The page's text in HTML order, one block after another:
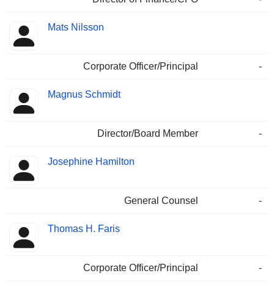
Mats Nilsson
Corporate Officer/Principal -
Magnus Schmidt
Director/Board Member -
Josephine Hamilton
General Counsel -
Thomas H. Faris
Corporate Officer/Principal -